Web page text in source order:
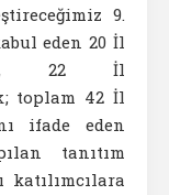
9.
eden 20 İl
22 İl
toplam 42 İl
ifade eden
tanıtım